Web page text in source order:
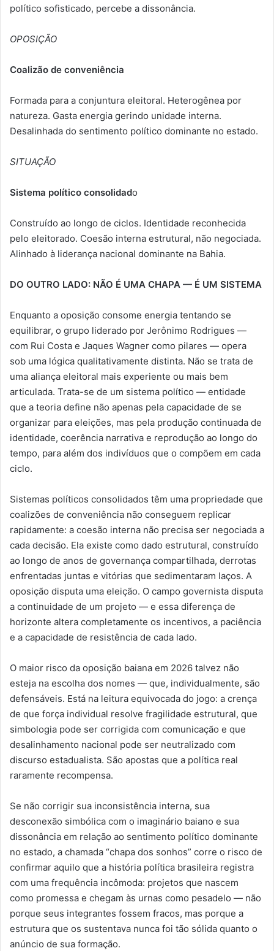
político sofisticado, percebe a dissonância.
OPOSIÇÃO
Coalizão de conveniência
Formada para a conjuntura eleitoral. Heterogênea por
natureza. Gasta energia gerindo unidade interna.
Desalinhada do sentimento político dominante no estado.
SITUAÇÃO
Sistema político consolidado
Construído ao longo de ciclos. Identidade reconhecida
pelo eleitorado. Coesão interna estrutural, não negociada.
Alinhado à liderança nacional dominante na Bahia.
DO OUTRO LADO: NÃO É UMA CHAPA — É UM SISTEMA
Enquanto a oposição consome energia tentando se
equilibrar, o grupo liderado por Jerônimo Rodrigues —
com Rui Costa e Jaques Wagner como pilares — opera
sob uma lógica qualitativamente distinta. Não se trata de
uma aliança eleitoral mais experiente ou mais bem
articulada. Trata-se de um sistema político — entidade
que a teoria define não apenas pela capacidade de se
organizar para eleições, mas pela produção continuada de
identidade, coerência narrativa e reprodução ao longo do
tempo, para além dos indivíduos que o compõem em cada
ciclo.
Sistemas políticos consolidados têm uma propriedade que
coalizões de conveniência não conseguem replicar
rapidamente: a coesão interna não precisa ser negociada a
cada decisão. Ela existe como dado estrutural, construído
ao longo de anos de governança compartilhada, derrotas
enfrentadas juntas e vitórias que sedimentaram laços. A
oposição disputa uma eleição. O campo governista disputa
a continuidade de um projeto — e essa diferença de
horizonte altera completamente os incentivos, a paciência
e a capacidade de resistência de cada lado.
O maior risco da oposição baiana em 2026 talvez não
esteja na escolha dos nomes — que, individualmente, são
defensáveis. Está na leitura equivocada do jogo: a crença
de que força individual resolve fragilidade estrutural, que
simbologia pode ser corrigida com comunicação e que
desalinhamento nacional pode ser neutralizado com
discurso estadualista. São apostas que a política real
raramente recompensa.
Se não corrigir sua inconsistência interna, sua
desconexão simbólica com o imaginário baiano e sua
dissonância em relação ao sentimento político dominante
no estado, a chamada “chapa dos sonhos” corre o risco de
confirmar aquilo que a história política brasileira registra
com uma frequência incômoda: projetos que nascem
como promessa e chegam às urnas como pesadelo — não
porque seus integrantes fossem fracos, mas porque a
estrutura que os sustentava nunca foi tão sólida quanto o
anúncio de sua formação.